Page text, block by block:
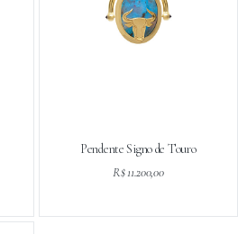
Pendente Signo de Touro
R$ 11.200,00